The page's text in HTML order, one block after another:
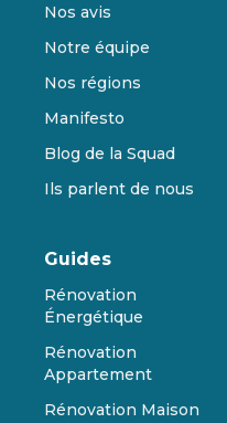
Nos avis
Notre équipe
Nos régions
Manifesto
Blog de la Squad
Ils parlent de nous
Guides
Rénovation
Énergétique
Rénovation
Appartement
Rénovation Maison